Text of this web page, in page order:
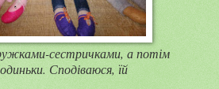
сестричками, а потім
Сподіваюся, їй